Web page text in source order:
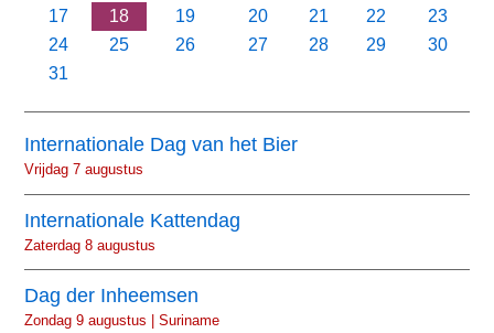
17
18 19 20 21 22
23
24
25 26 27 28 29
30
31
Internationale Dag van het Bier
Vrijdag 7 augustus
Internationale Kattendag
Zaterdag 8 augustus
Dag der Inheemsen
Zondag 9 augustus | Suriname